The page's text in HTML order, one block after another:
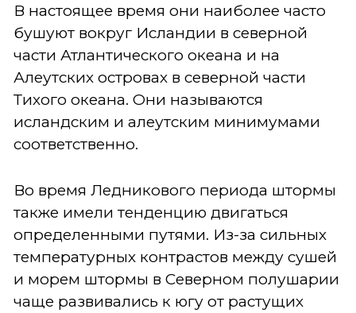
В настоящее время они наиболее часто
бушуют вокруг Исландии в северной
части Атлантического океана и на
Алеутских островах в северной части
Тихого океана. Они называются
исландским и алеутским минимумами
соответственно.
Во время Ледникового периода штормы
также имели тенденцию двигаться
определенными путями. Из-за сильных
температурных контрастов между сушей
и морем штормы в Северном полушарии
чаще развивались к югу от растущих